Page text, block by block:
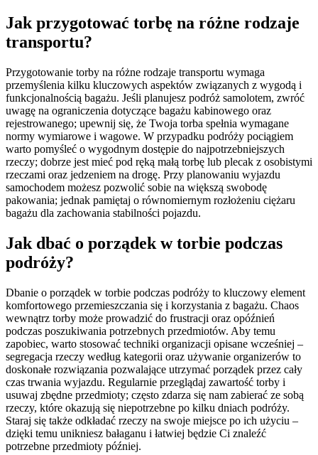
Jak przygotować torbę na różne rodzaje
transportu?
Przygotowanie torby na różne rodzaje transportu wymaga
przemyślenia kilku kluczowych aspektów związanych z wygodą i
funkcjonalnością bagażu. Jeśli planujesz podróż samolotem, zwróć
uwagę na ograniczenia dotyczące bagażu kabinowego oraz
rejestrowanego; upewnij się, że Twoja torba spełnia wymagane
normy wymiarowe i wagowe. W przypadku podróży pociągiem
warto pomyśleć o wygodnym dostępie do najpotrzebniejszych
rzeczy; dobrze jest mieć pod ręką małą torbę lub plecak z osobistymi
rzeczami oraz jedzeniem na drogę. Przy planowaniu wyjazdu
samochodem możesz pozwolić sobie na większą swobodę
pakowania; jednak pamiętaj o równomiernym rozłożeniu ciężaru
bagażu dla zachowania stabilności pojazdu.
Jak dbać o porządek w torbie podczas
podróży?
Dbanie o porządek w torbie podczas podróży to kluczowy element
komfortowego przemieszczania się i korzystania z bagażu. Chaos
wewnątrz torby może prowadzić do frustracji oraz opóźnień
podczas poszukiwania potrzebnych przedmiotów. Aby temu
zapobiec, warto stosować techniki organizacji opisane wcześniej –
segregacja rzeczy według kategorii oraz używanie organizerów to
doskonałe rozwiązania pozwalające utrzymać porządek przez cały
czas trwania wyjazdu. Regularnie przeglądaj zawartość torby i
usuwaj zbędne przedmioty; często zdarza się nam zabierać ze sobą
rzeczy, które okazują się niepotrzebne po kilku dniach podróży.
Staraj się także odkładać rzeczy na swoje miejsce po ich użyciu –
dzięki temu unikniesz bałaganu i łatwiej będzie Ci znaleźć
potrzebne przedmioty później.